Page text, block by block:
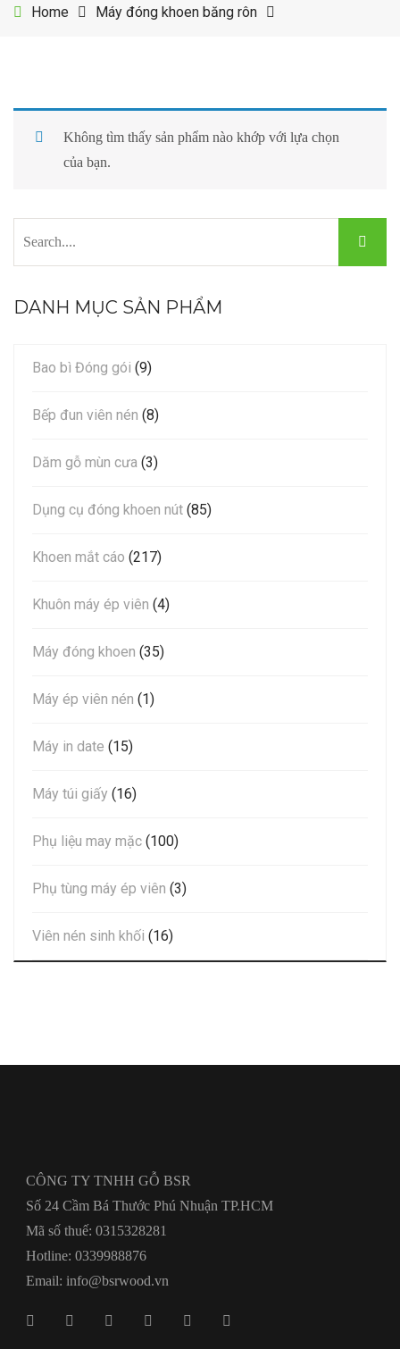
Khuôn ép viên
Viên nén sinh khối
Dăm gỗ mùn cưa
Phụ liệu may mặc
Máy đóng khoen
Máy túi giấy
Tin ngành viên nén
Tin ngành gỗ
Tin ngành khoen
Home Máy đóng khoen băng rôn
Không tìm thấy sản phẩm nào khớp với lựa chọn
của bạn.
DANH MỤC SẢN PHẨM
Bao bì Đóng gói (9)
Bếp đun viên nén (8)
Dăm gỗ mùn cưa (3)
Dụng cụ đóng khoen nút (85)
Khoen mắt cáo (217)
Khuôn máy ép viên (4)
Máy đóng khoen (35)
Máy ép viên nén (1)
Máy in date (15)
Máy túi giấy (16)
Phụ liệu may mặc (100)
Phụ tùng máy ép viên (3)
Viên nén sinh khối (16)
CÔNG TY TNHH GỖ BSR
Số 24 Cầm Bá Thước Phú Nhuận TP.HCM
Mã số thuế: 0315328281
Hotline: 0339988876
Email: info@bsrwood.vn